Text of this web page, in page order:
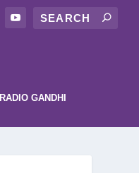
RADIO GANDHI